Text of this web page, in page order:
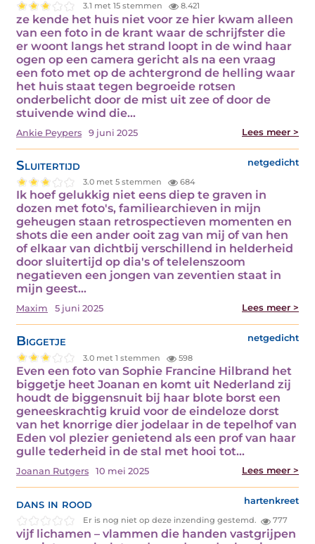
3.1 met 15 stemmen 8.421
ze kende het huis niet voor ze hier kwam alleen
van een foto in de krant waar de schrijfster die
er woont langs het strand loopt in de wind haar
ogen op een camera gericht als na een vraag
een foto met op de achtergrond de helling waar
het huis staat tegen begroeide rotsen
onderbelicht door de mist uit zee of door de
stuivende wind die…
Ankie Peypers 9 juni 2025 Lees meer >
Sluitertijd netgedicht
3.0 met 5 stemmen 684
Ik hoef gelukkig niet eens diep te graven in
dozen met foto's, familiearchieven in mijn
geheugen staan retrospectieven momenten en
shots die een ander ooit zag van mij of van hen
of elkaar van dichtbij verschillend in helderheid
door sluitertijd op dia's of telelenszoom
negatieven een jongen van zeventien staat in
mijn geest…
Maxim 5 juni 2025 Lees meer >
Biggetje netgedicht
3.0 met 1 stemmen 598
Even een foto van Sophie Francine Hilbrand het
biggetje heet Joanan en komt uit Nederland zij
houdt de biggensnuit bij haar blote borst een
geneeskrachtig kruid voor de eindeloze dorst
van het knorrige dier jodelaar in de tepelhof van
Eden vol plezier genietend als een prof van haar
gulle tederheid in de stal met hooi tot…
Joanan Rutgers 10 mei 2025 Lees meer >
dans in rood hartenkreet
Er is nog niet op deze inzending gestemd. 777
vijf lichamen – vlammen die handen vastgrijpen